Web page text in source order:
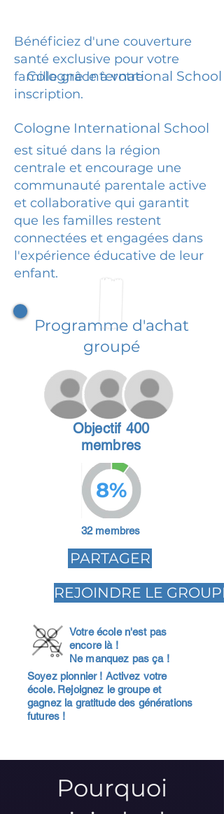
Bénéficiez d'une couverture
santé exclusive pour votre
famille grâce à votre
inscription.
Cologne International School
Cologne International School
est situé dans la région
centrale et encourage une
communauté parentale active
et collaborative qui garantit
que les familles restent
connectées et engagées dans
l'expérience éducative de leur
enfant.
Programme d'achat
groupé
Objectif 400
membres
8%
32 membres
PARTAGER
REJOINDRE LE GROUPE
Votre école n'est pas
encore là !
Ne manquez pas ça !
Soyez pionnier ! Activez votre
école. Rejoignez le groupe et
gagnez la gratitude des générations
futures !
Pourquoi